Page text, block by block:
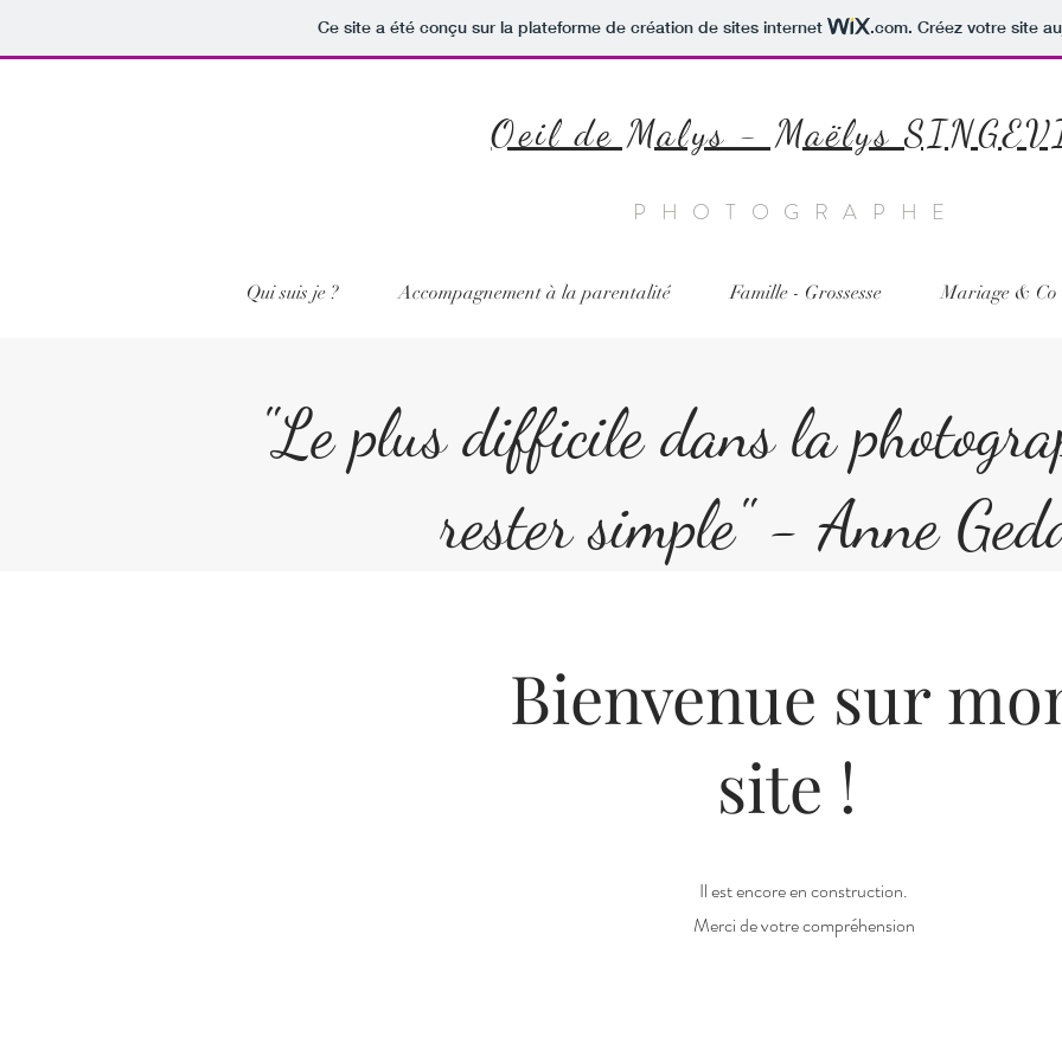
Ce site a été conçu sur la plateforme de création de sites internet .com. Créez votre site
Oeil de Malys - Maëlys
PHOTOGRAPHE
Qui suis je ? Accompagnement à la parentalité Famille - Grossesse Mariage & Co
"Le plus difficile dans la
rester simple" - Anne
Bienvenue sur
site !
Il est encore en construction.
Merci de votre compréhension